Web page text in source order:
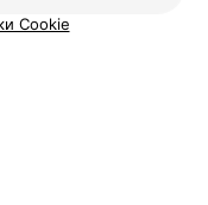
Cookie